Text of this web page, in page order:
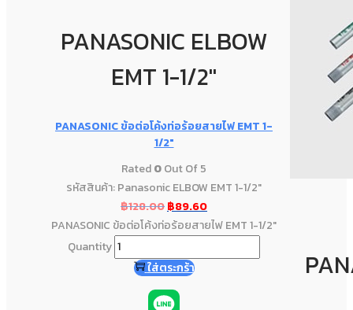
PANASONIC ELBOW
EMT 1-1/2"
PANASONIC ข้อต่อโค้งท่อร้อยสายไฟ EMT 1-
1/2″
Rated0Out Of 5
รหัสสินค้า: Panasonic ELBOW EMT 1-1/2"
฿128.00฿89.60
PANASONIC ข้อต่อโค้งท่อร้อยสายไฟ EMT 1-1/2"
Quantity
ใส่ตระกร้า